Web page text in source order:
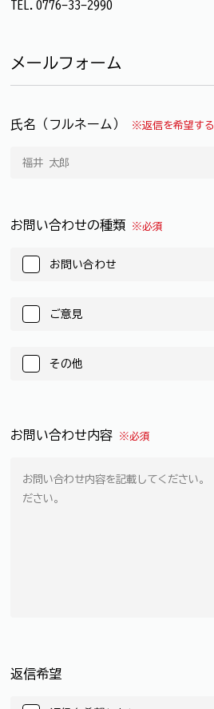
TEL.0776-33-2990
メールフォーム
氏名（フルネーム） ※返信を希望す
お問い合わせの種類 ※必須
お問い合わせ
ご意見
その他
お問い合わせ内容 ※必須
返信希望